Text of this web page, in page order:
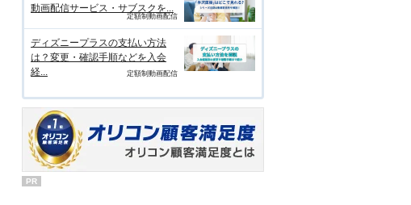
動画配信サービス・サブスクを...
定額制動画配信
ディズニープラスの支払い方法
は？変更・確認手順などを入会
経...
定額制動画配信
PR